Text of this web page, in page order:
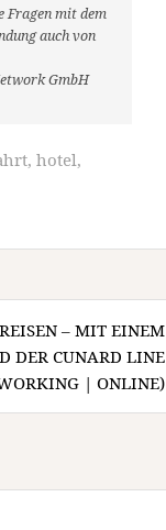
Fragen mit dem
auch von
GmbH
, hotel,
– MIT EINEM
DER CUNARD LINE
| ONLINE)